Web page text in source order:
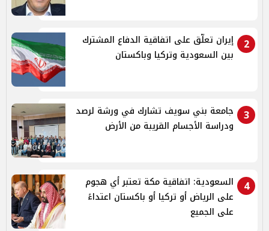
2
إيران تعلّق على اتفاقية الدفاع المشترك
بين السعودية وتركيا وباكستان
3
جامعة بني سويف تشارك في ورشة لرصد
ودراسة الأجسام القريبة من الأرض
4
السعودية: اتفاقية مكة تعتبر أي هجوم
على الرياض أو تركيا أو باكستان اعتداءً
على الجميع